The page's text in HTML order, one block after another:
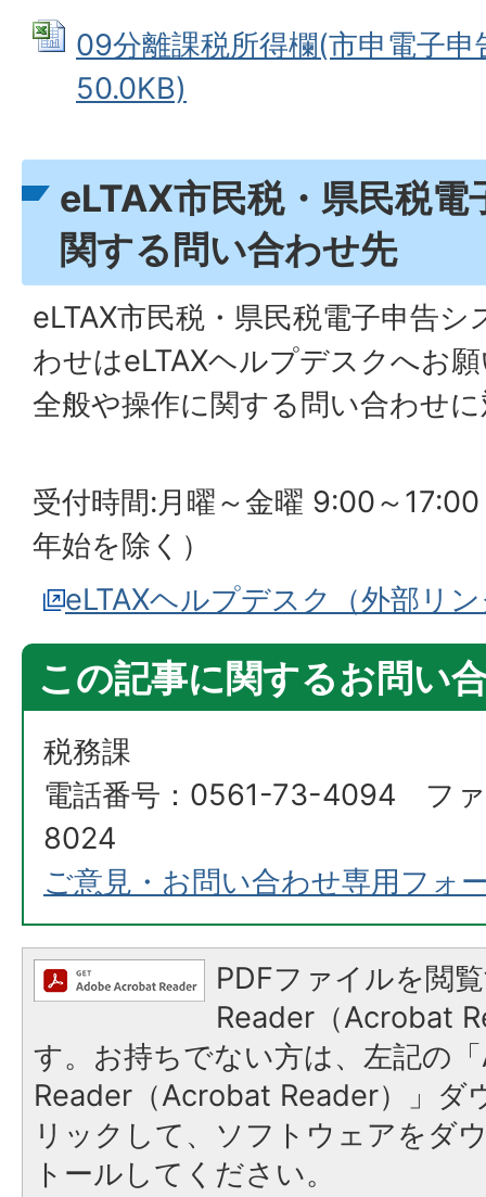
09分離課税所得欄(市申電子
50.0KB)
eLTAX市民税・県民税
関する問い合わせ先
eLTAX市民税・県民税電子申告
わせはeLTAXヘルプデスクへお
全般や操作に関する問い合わせ
受付時間:月曜～金曜 9:00～
年始を除く）
eLTAXヘルプデスク（外部リ
この記事に関するお問い
税務課
電話番号：0561-73-4094 フ
8024
ご意見・お問い合わせ専用フォ
PDFファイルを閲
Reader（Acrobat
す。お持ちでない方は、左記の
Reader（Acrobat Reader）」ダ
リックして、ソフトウェアをダ
トールしてください。